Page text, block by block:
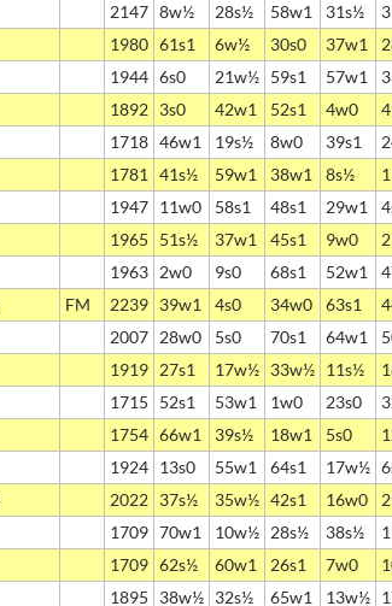
2147 8w½ 28s½ 58w1 31s½
1980 61s1 6w½ 30s0 37w1
1944 6s0 21w½ 59s1 57w1
1892 3s0 42w1 52s1 4w0
1718 46w1 19s½ 8w0 39s1
1781 41s½ 59w1 38w1 8s½
1947 11w0 58s1 48s1 29w1
1965 51s½ 37w1 45s1 9w0
1963 2w0 9s0 68s1 52w1
FM 2239 39w1 4s0 34w0 63s1
2007 28w0 5s0 70s1 64w1
1919 27s1 17w½ 33w½ 11s½
1715 52s1 53w1 1w0 23s0
1754 66w1 39s½ 18w1 5s0
1924 13s0 55w1 64s1 17w½
2022 37s½ 35w½ 42s1 16w0
1709 70w1 10w½ 28s½ 38s½
1709 62s½ 60w1 26s1 7w0
1895 38w½ 32s½ 65w1 13w½